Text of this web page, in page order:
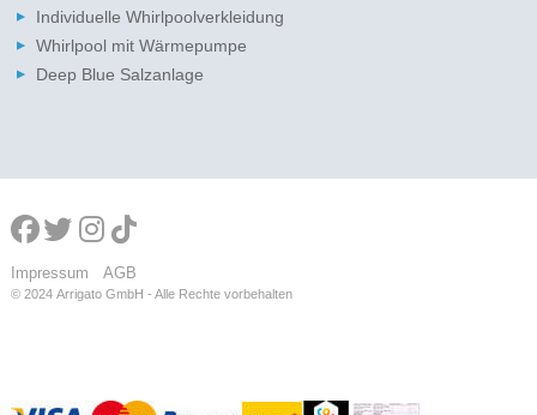
Individuelle Whirlpoolverkleidung
Whirlpool mit Wärmepumpe
Deep Blue Salzanlage
Impressum AGB
© 2024 Arrigato GmbH - Alle Rechte vorbehalten